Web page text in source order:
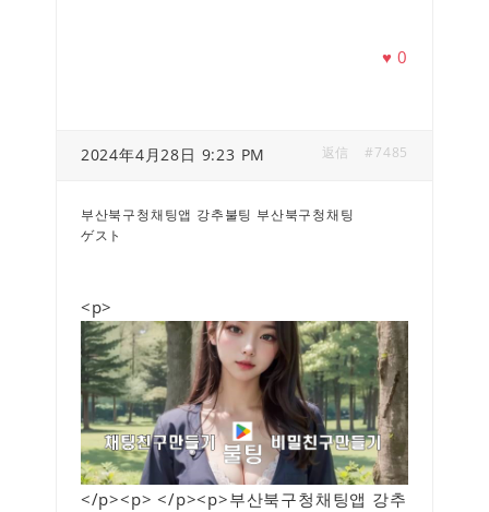
♥0
2024年4月28日 9:23 PM #7485
返信
부산북구청채팅앱 강추불팅 부산북구청채팅
ゲスト
<p>
</p><p> </p><p>부산북구청채팅앱 강추